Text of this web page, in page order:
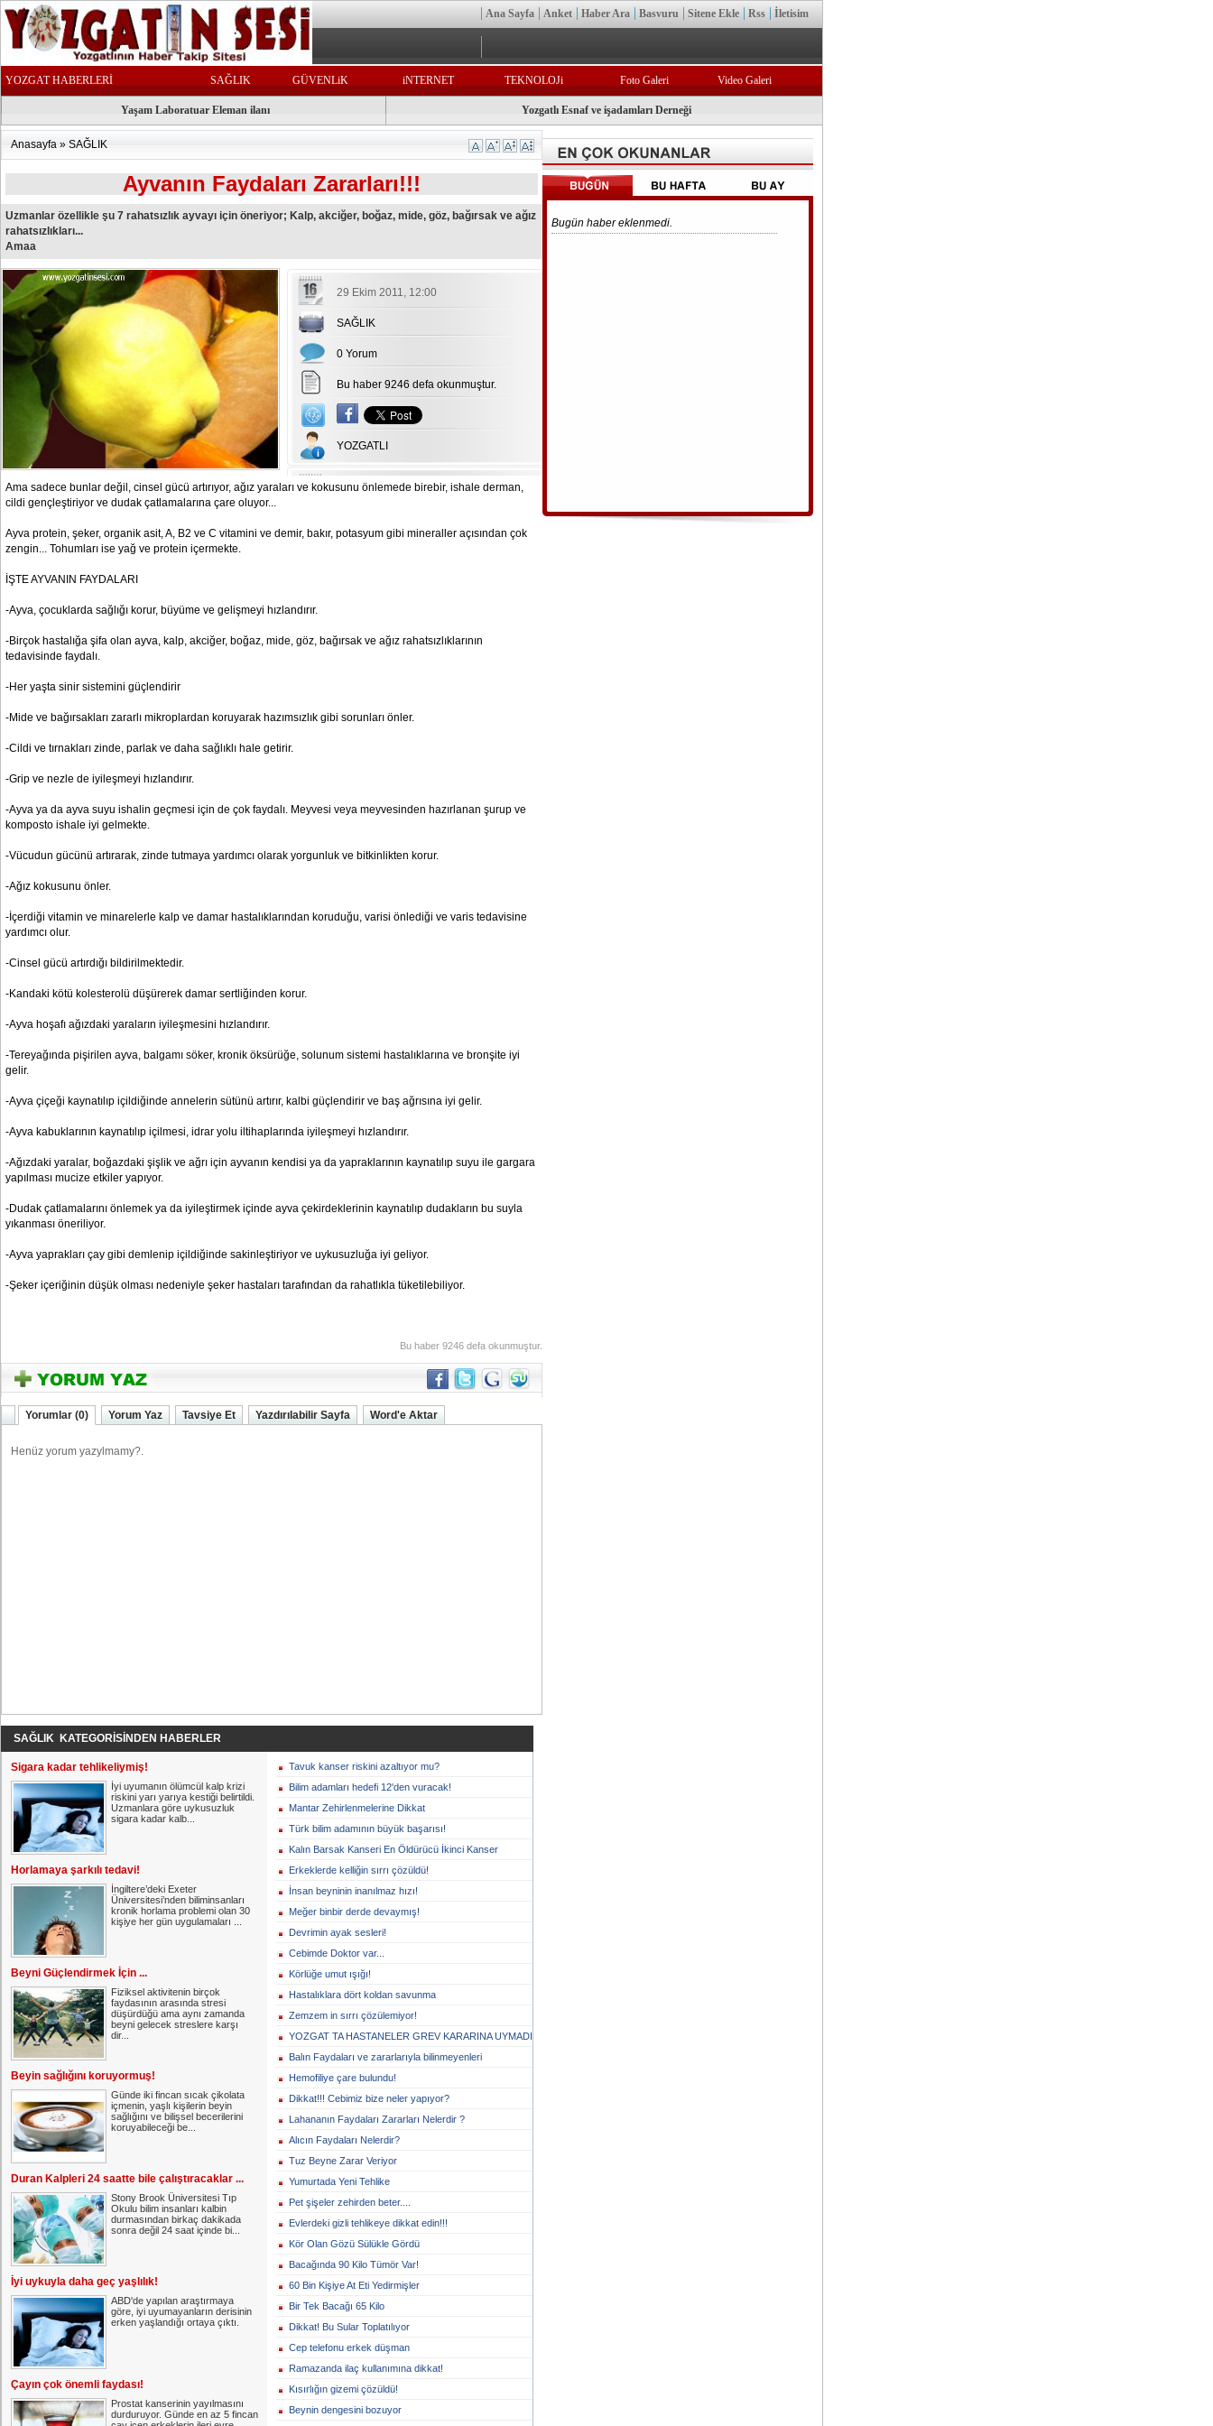
İletisim
Rss
Sitene Ekle
Basvuru
Haber Ara
Anket
Ana Sayfa
YOZGAT HABERLERİ SAĞLIK GÜVENLiK iNTERNET TEKNOLOJi Foto Galeri Video Galeri
Yaşam Laboratuar Eleman ilanı Yozgatlı Esnaf ve işadamları Derneği
Anasayfa » SAĞLIK
Ayvanın Faydaları Zararları!!!
Uzmanlar özellikle şu 7 rahatsızlık ayvayı için öneriyor; Kalp, akciğer, boğaz, mide, göz, bağırsak ve ağız
rahatsızlıkları...
Amaa
29 Ekim 2011, 12:00
SAĞLIK
0 Yorum
Bu haber 9246 defa okunmuştur.
YOZGATLI
Ama sadece bunlar değil, cinsel gücü artırıyor, ağız yaraları ve kokusunu önlemede birebir, ishale derman,
cildi gençleştiriyor ve dudak çatlamalarına çare oluyor...
Ayva protein, şeker, organik asit, A, B2 ve C vitamini ve demir, bakır, potasyum gibi mineraller açısından çok
zengin... Tohumları ise yağ ve protein içermekte.
İŞTE AYVANIN FAYDALARI
-Ayva, çocuklarda sağlığı korur, büyüme ve gelişmeyi hızlandırır.
-Birçok hastalığa şifa olan ayva, kalp, akciğer, boğaz, mide, göz, bağırsak ve ağız rahatsızlıklarının
tedavisinde faydalı.
-Her yaşta sinir sistemini güçlendirir
-Mide ve bağırsakları zararlı mikroplardan koruyarak hazımsızlık gibi sorunları önler.
-Cildi ve tırnakları zinde, parlak ve daha sağlıklı hale getirir.
-Grip ve nezle de iyileşmeyi hızlandırır.
-Ayva ya da ayva suyu ishalin geçmesi için de çok faydalı. Meyvesi veya meyvesinden hazırlanan şurup ve
komposto ishale iyi gelmekte.
-Vücudun gücünü artırarak, zinde tutmaya yardımcı olarak yorgunluk ve bitkinlikten korur.
-Ağız kokusunu önler.
-İçerdiği vitamin ve minarelerle kalp ve damar hastalıklarından koruduğu, varisi önlediği ve varis tedavisine
yardımcı olur.
-Cinsel gücü artırdığı bildirilmektedir.
-Kandaki kötü kolesterolü düşürerek damar sertliğinden korur.
-Ayva hoşafı ağızdaki yaraların iyileşmesini hızlandırır.
-Tereyağında pişirilen ayva, balgamı söker, kronik öksürüğe, solunum sistemi hastalıklarına ve bronşite iyi
gelir.
-Ayva çiçeği kaynatılıp içildiğinde annelerin sütünü artırır, kalbi güçlendirir ve baş ağrısına iyi gelir.
-Ayva kabuklarının kaynatılıp içilmesi, idrar yolu iltihaplarında iyileşmeyi hızlandırır.
-Ağızdaki yaralar, boğazdaki şişlik ve ağrı için ayvanın kendisi ya da yapraklarının kaynatılıp suyu ile gargara
yapılması mucize etkiler yapıyor.
-Dudak çatlamalarını önlemek ya da iyileştirmek içinde ayva çekirdeklerinin kaynatılıp dudakların bu suyla
yıkanması öneriliyor.
-Ayva yaprakları çay gibi demlenip içildiğinde sakinleştiriyor ve uykusuzluğa iyi geliyor.
-Şeker içeriğinin düşük olması nedeniyle şeker hastaları tarafından da rahatlıkla tüketilebiliyor.
Bu haber 9246 defa okunmuştur.
Yorumlar (0) Yorum Yaz Tavsiye Et Yazdırılabilir Sayfa Word'e Aktar
SAĞLIK KATEGORİSİNDEN HABERLER
Sigara kadar tehlikeliymiş!
İyi uyumanın ölümcül kalp krizi
riskini yarı yarıya kestiği belirtildi.
Uzmanlara göre uykusuzluk
sigara kadar kalb...
Horlamaya şarkılı tedavi!
İngiltere’deki Exeter
Üniversitesi’nden biliminsanları
kronik horlama problemi olan 30
kişiye her gün uygulamaları ...
Beyni Güçlendirmek İçin ...
Fiziksel aktivitenin birçok
faydasının arasında stresi
düşürdüğü ama aynı zamanda
beyni gelecek streslere karşı
dir...
Beyin sağlığını koruyormuş!
Günde iki fincan sıcak çikolata
içmenin, yaşlı kişilerin beyin
sağlığını ve bilişsel becerilerini
koruyabileceği be...
Duran Kalpleri 24 saatte bile çalıştıracaklar ...
Stony Brook Üniversitesi Tıp
Okulu bilim insanları kalbin
durmasından birkaç dakikada
sonra değil 24 saat içinde bi...
İyi uykuyla daha geç yaşlılık!
ABD'de yapılan araştırmaya
göre, iyi uyumayanların derisinin
erken yaşlandığı ortaya çıktı.
Çayın çok önemli faydası!
Prostat kanserinin yayılmasını
durduruyor. Günde en az 5 fincan
Tavuk kanser riskini azaltıyor mu?
Bilim adamları hedefi 12'den vuracak!
Mantar Zehirlenmelerine Dikkat
Türk bilim adamının büyük başarısı!
Kalın Barsak Kanseri En Öldürücü İkinci Kanser
Erkeklerde kelliğin sırrı çözüldü!
İnsan beyninin inanılmaz hızı!
Meğer binbir derde devaymış!
Devrimin ayak sesleri!
Cebimde Doktor var...
Körlüğe umut ışığı!
Hastalıklara dört koldan savunma
Zemzem in sırrı çözülemiyor!
YOZGAT TA HASTANELER GREV KARARINA UYMADI
Balın Faydaları ve zararlarıyla bilinmeyenleri
Hemofiliye çare bulundu!
Dikkat!!! Cebimiz bize neler yapıyor?
Lahananın Faydaları Zararları Nelerdir ?
Alıcın Faydaları Nelerdir?
Tuz Beyne Zarar Veriyor
Yumurtada Yeni Tehlike
Pet şişeler zehirden beter....
Evlerdeki gizli tehlikeye dikkat edin!!!
Kör Olan Gözü Sülükle Gördü
Bacağında 90 Kilo Tümör Var!
60 Bin Kişiye At Eti Yedirmişler
Bir Tek Bacağı 65 Kilo
Dikkat! Bu Sular Toplatılıyor
Cep telefonu erkek düşman
Ramazanda ilaç kullanımına dikkat!
Kısırlığın gizemi çözüldü!
Beynin dengesini bozuyor
Bugün haber eklenmedi.